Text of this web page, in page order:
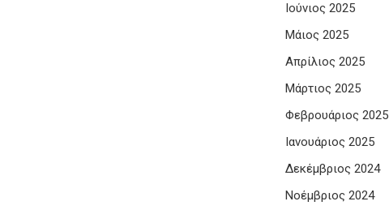
Ιούνιος 2025
Μάιος 2025
Απρίλιος 2025
Μάρτιος 2025
Φεβρουάριος 2025
Ιανουάριος 2025
Δεκέμβριος 2024
Νοέμβριος 2024